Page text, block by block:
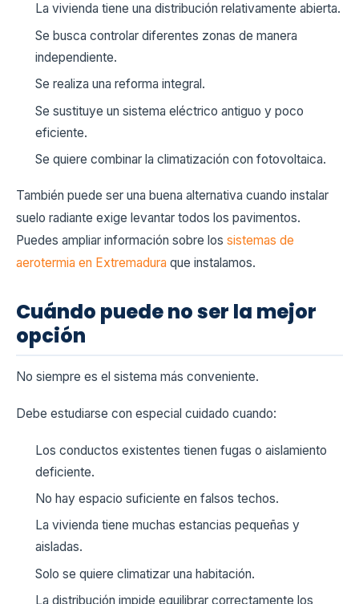
La vivienda tiene una distribución relativamente abierta.
Se busca controlar diferentes zonas de manera
independiente.
Se realiza una reforma integral.
Se sustituye un sistema eléctrico antiguo y poco
eficiente.
Se quiere combinar la climatización con fotovoltaica.
También puede ser una buena alternativa cuando instalar
suelo radiante exige levantar todos los pavimentos.
Puedes ampliar información sobre los sistemas de
aerotermia en Extremadura que instalamos.
Cuándo puede no ser la mejor
opción
No siempre es el sistema más conveniente.
Debe estudiarse con especial cuidado cuando:
Los conductos existentes tienen fugas o aislamiento
deficiente.
No hay espacio suficiente en falsos techos.
La vivienda tiene muchas estancias pequeñas y
aisladas.
Solo se quiere climatizar una habitación.
La distribución impide equilibrar correctamente los